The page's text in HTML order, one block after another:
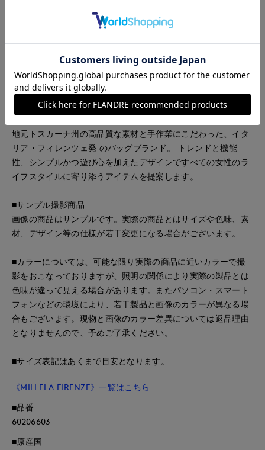
※イタリアの製法で作られたインポート製品ですので、日本製
※革の風合いや温かみの残る商品ですが、作業工程などで傷が
ついたりする場合もございます。特性をご理解のうえご注文く
ださい。
地元トスカーナ州の高品質な素材と手作業にこだわった、イタ
リア・フィレンツェ発 のバッグブランド。 トレンドと機能
性、シンプルかつ遊び心を加えたデザインですべての女性のラ
イフスタイルに寄り添うアイテムを提案します。
■サンプル撮影商品
画像の商品はサンプルです。実際の商品とはサイズや色味、素
材、デザイン等の仕様が若干変更になる場合がございます。
■カラーについては、可能な限り実際の商品に近いカラーで撮
影をおこなっておりますが、照明の関係により実際の製品とは
色味が違って見える場合があります。またパソコン・スマート
フォンなどの環境により、若干製品と画像のカラーが異なる場
合もございます。現物と画像のカラー差異については返品理由
となりませんので、予めご了承ください。
■サイズ表記はあくまで目安となります。
《MILLELA FIRENZE》一覧はこちら
■品番
60206603
■原産国